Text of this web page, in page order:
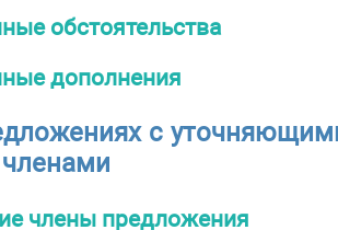
обстоятельства
дополнения
с
члены предложения